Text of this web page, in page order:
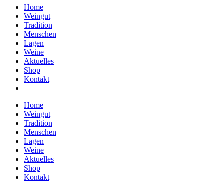
Home
Weingut
Tradition
Menschen
Lagen
Weine
Aktuelles
Shop
Kontakt
Home
Weingut
Tradition
Menschen
Lagen
Weine
Aktuelles
Shop
Kontakt